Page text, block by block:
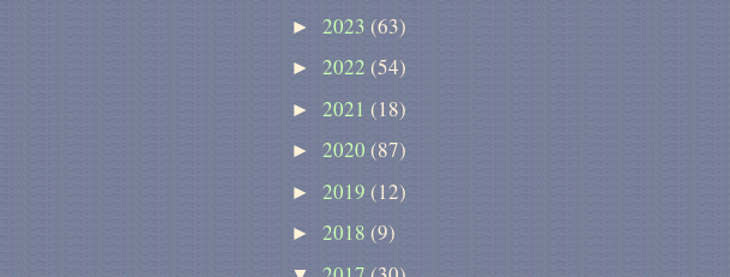
► 2023 (63)
► 2022 (54)
► 2021 (18)
► 2020 (87)
► 2019 (12)
► 2018 (9)